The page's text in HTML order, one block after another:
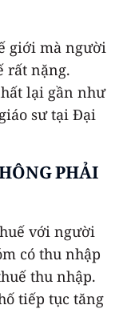
giới mà người
rất nặng.
lại gần như
sư tại Đại
PHẢI
với người
có thu nhập
thu nhập.
tiếp tục tăng